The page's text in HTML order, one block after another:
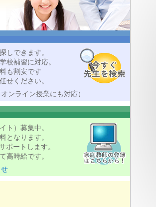
しできます。
校補習に対応。
も割安です
せください。
オンライン授業にも対応）
ト）募集中。
となります。
ポートします。
高時給です。